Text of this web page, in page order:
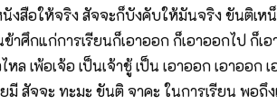
งสือให้จริง สัจจะก็บังคับให้มันจริง ขันติเห
าศึกแก่การเรียนก็เอาออก ก็เอาออกไป ก็เ
หล เพ้อเจ้อ เป็นเจ้าชู้ เป็น เอาออก เอาออก
มี สัจจะ ทะมะ ขันติ จาคะ ในการเรียน พอถึ